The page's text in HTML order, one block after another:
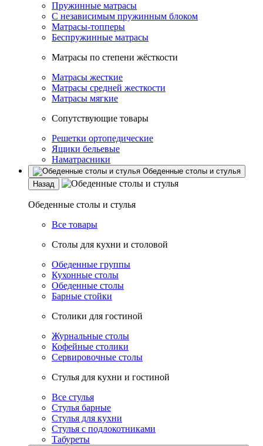
Пружинные матрасы
С независимым пружинным блоком
Матрасы-топперы
Беспружинные матрасы
Матрасы по степени жёсткости
Матрасы жесткие
Матрасы средней жесткости
Матрасы мягкие
Сопутствующие товары
Решетки ортопедические
Ящики бельевые
Наматрасники
Обеденные столы и стулья
Назад
Обеденные столы и стулья
Все товары
Столы для кухни и столовой
Обеденные группы
Кухонные столы
Обеденные столы
Барные стойки
Столики для гостиной
Журнальные столы
Кофейные столики
Сервировочные столы
Стулья для кухни и гостиной
Все стулья
Стулья барные
Стулья для кухни
Стулья с подлокотниками
Табуреты